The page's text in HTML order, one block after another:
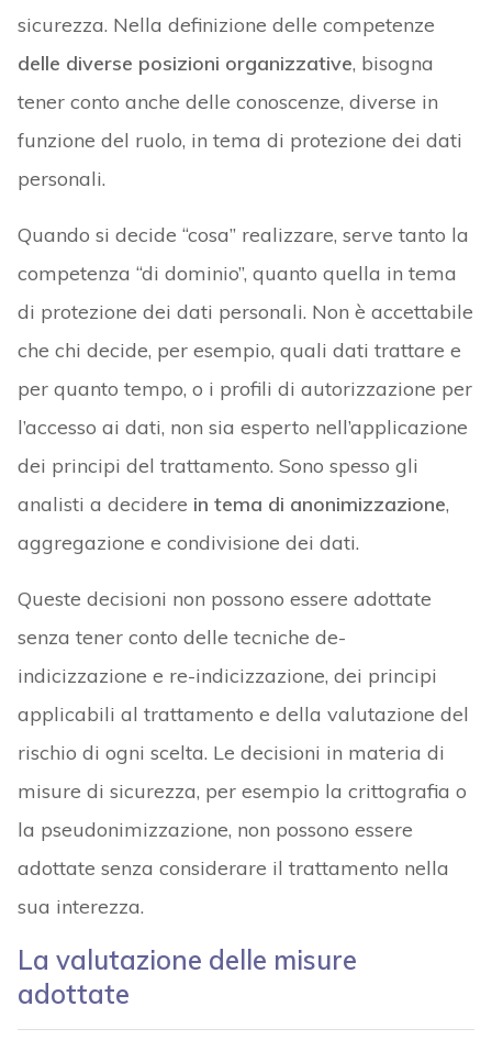
sicurezza. Nella definizione delle competenze
delle diverse posizioni organizzative, bisogna
tener conto anche delle conoscenze, diverse in
funzione del ruolo, in tema di protezione dei dati
personali.
Quando si decide “cosa” realizzare, serve tanto la
competenza “di dominio”, quanto quella in tema
di protezione dei dati personali. Non è accettabile
che chi decide, per esempio, quali dati trattare e
per quanto tempo, o i profili di autorizzazione per
l’accesso ai dati, non sia esperto nell’applicazione
dei principi del trattamento. Sono spesso gli
analisti a decidere in tema di anonimizzazione,
aggregazione e condivisione dei dati.
Queste decisioni non possono essere adottate
senza tener conto delle tecniche de-
indicizzazione e re-indicizzazione, dei principi
applicabili al trattamento e della valutazione del
rischio di ogni scelta. Le decisioni in materia di
misure di sicurezza, per esempio la crittografia o
la pseudonimizzazione, non possono essere
adottate senza considerare il trattamento nella
sua interezza.
La valutazione delle misure
adottate